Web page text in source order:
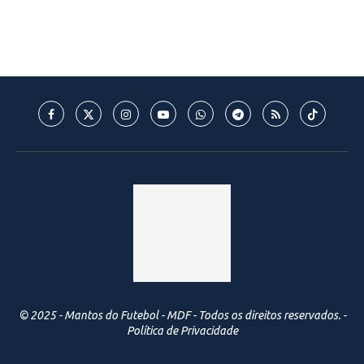
© 2025 - Mantos do Futebol - MDF - Todos os direitos reservados. -
Política de Privacidade